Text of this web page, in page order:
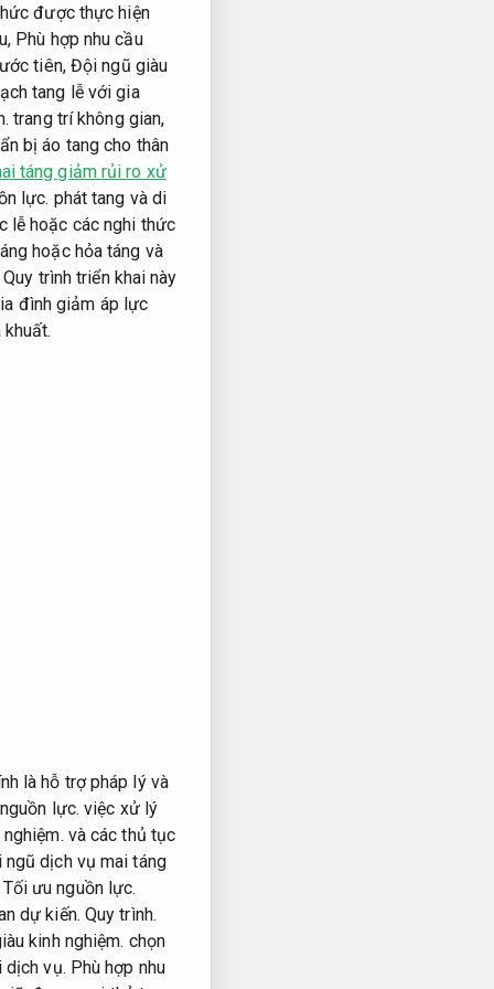
được thực hiện
Phù hợp nhu cầu
tiên, Đội ngũ giàu
tang lễ với gia
trang trí không gian,
bị áo tang cho thân
táng giảm rủi ro xử
lực. phát tang và di
lễ hoặc các nghi thức
hoặc hỏa táng và
Quy trình triển khai này
đình giảm áp lực
là hỗ trợ pháp lý và
lực. việc xử lý
và các thủ tục
dịch vụ mai táng
Tối ưu nguồn lực.
dự kiến. Quy trình.
kinh nghiệm. chọn
dịch vụ. Phù hợp nhu